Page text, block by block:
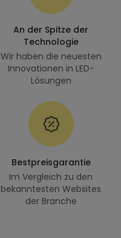
An der Spitze der
Technologie
Wir haben die neuesten
Innovationen in LED-
Lösungen
Bestpreisgarantie
Im Vergleich zu den
bekanntesten Websites
der Branche